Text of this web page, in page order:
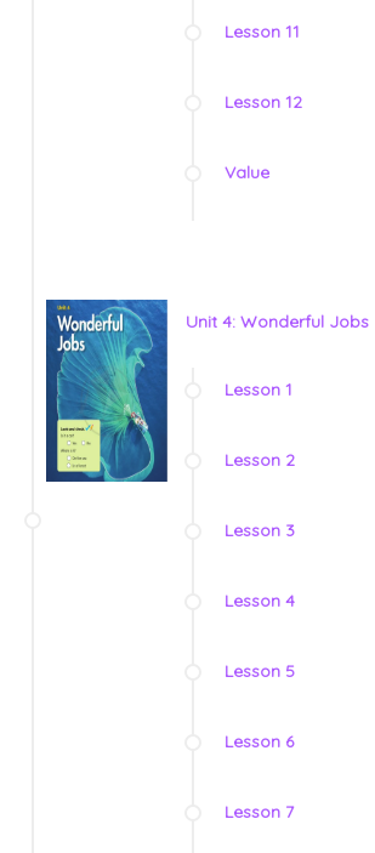
Lesson 11
Lesson 12
Value
Unit 4: Wonderful Jobs
Lesson 1
Lesson 2
Lesson 3
Lesson 4
Lesson 5
Lesson 6
Lesson 7